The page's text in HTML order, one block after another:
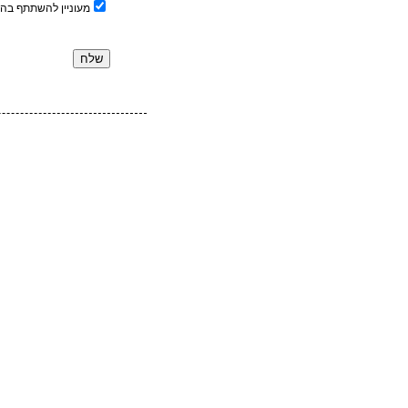
מעוניין להשתתף